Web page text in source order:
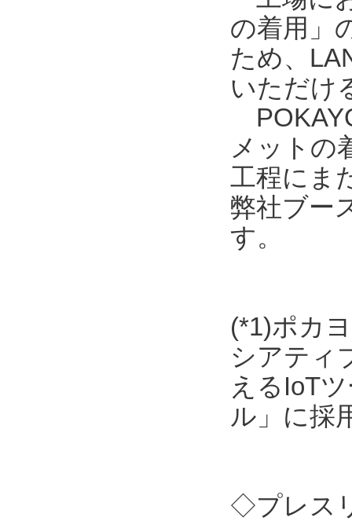
の着用」
ため、
いただけ
メットの
工程にま
弊社ブー
す。
(*1)ポカ
シアティ
えるIoT
ル」に採
◇プレス